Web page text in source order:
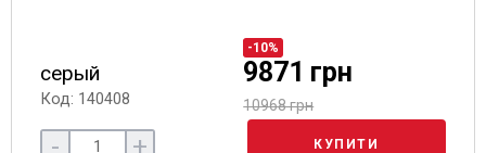
серый
Код: 140408
-10%
9871 грн
10968 грн
- + КУПИТИ